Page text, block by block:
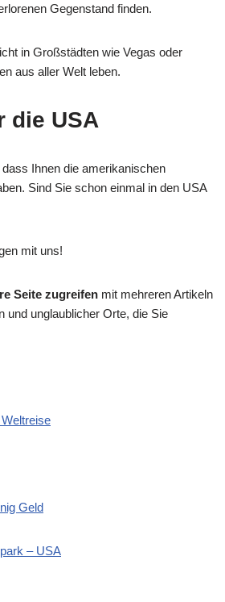
Gegenstand finden.
in Großstädten wie Vegas oder
aus aller Welt leben.
die USA
Ihnen die amerikanischen
Sind Sie schon einmal in den USA
mit uns!
Seite zugreifen mit mehreren Artikeln
und unglaublicher Orte, die Sie
Geld
– USA